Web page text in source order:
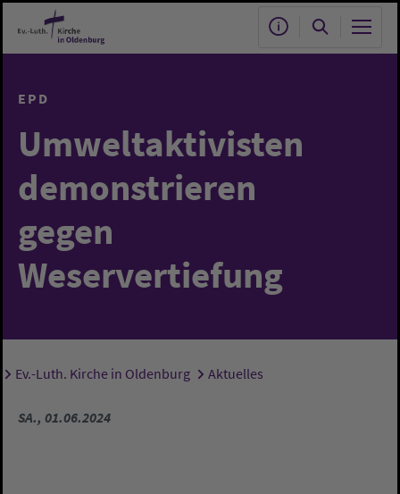
Zum Hauptinhalt springen
EPD
Umweltaktivisten
demonstrieren
gegen
Weservertiefung
Sie sind hier:
Ev.-Luth. Kirche in Oldenburg Aktuelles
SA., 01.06.2024